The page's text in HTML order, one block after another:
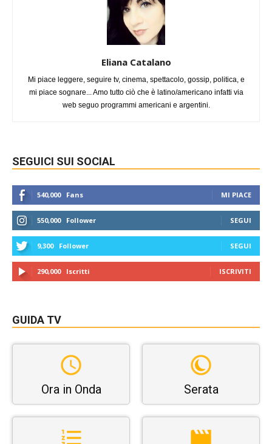
Eliana Catalano
Mi piace leggere, seguire tv, cinema, spettacolo, gossip, politica, e
mi piace sognare... Amo tutto ciò che è latino/americano infatti via
web seguo programmi americani e argentini.
SEGUICI SUI SOCIAL
540,000 Fans MI PIACE
550,000 Follower SEGUI
9,300 Follower SEGUI
290,000 Iscritti ISCRIVITI
GUIDA TV
Ora in Onda Serata